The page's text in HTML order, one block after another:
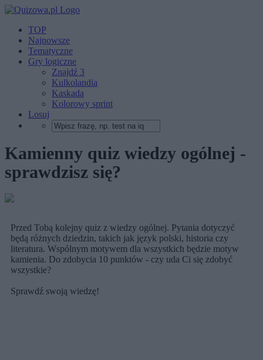
TOP
Najnowsze
Tematyczne
Gry logiczne
Znajdź 3
Kulkolandia
Kaskada
Kolorowy sprint
Losuj
Kamienny quiz wiedzy ogólnej -
sprawdzisz się?
Przed Tobą kolejny quiz z wiedzy ogólnej. Pytania dotyczyć
będą różnych dziedzin, takich jak język polski, historia czy
literatura. Wspólnym motywem dla wszystkich będzie motyw
kamienia. Do zdobycia 10 punktów - czy uda Ci się zdobyć
wszystkie?
Sprawdź swoją wiedzę!